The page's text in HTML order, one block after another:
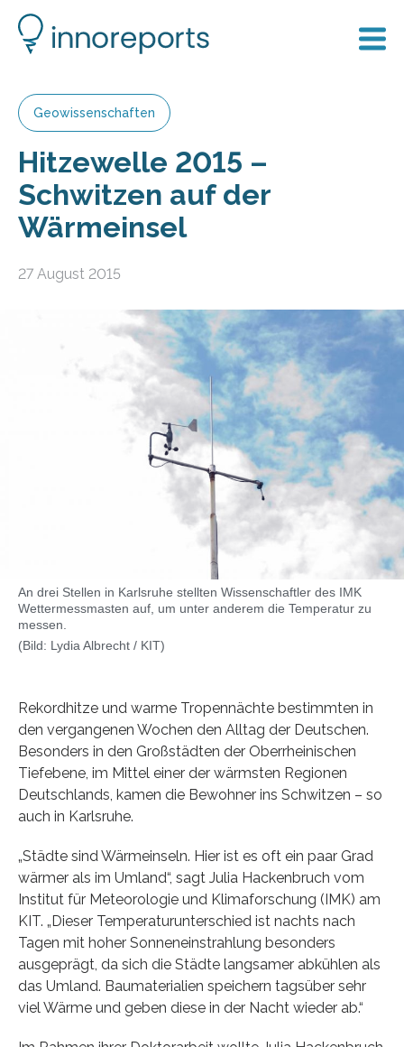
Geowissenschaften
Hitzewelle 2015 –
Schwitzen auf der
Wärmeinsel
27 August 2015
An drei Stellen in Karlsruhe stellten Wissenschaftler des IMK
Wettermessmasten auf, um unter anderem die Temperatur zu
messen.
(Bild: Lydia Albrecht / KIT)
Rekordhitze und warme Tropennächte bestimmten in
den vergangenen Wochen den Alltag der Deutschen.
Besonders in den Großstädten der Oberrheinischen
Tiefebene, im Mittel einer der wärmsten Regionen
Deutschlands, kamen die Bewohner ins Schwitzen – so
auch in Karlsruhe.
„Städte sind Wärmeinseln. Hier ist es oft ein paar Grad
wärmer als im Umland“, sagt Julia Hackenbruch vom
Institut für Meteorologie und Klimaforschung (IMK) am
KIT. „Dieser Temperaturunterschied ist nachts nach
Tagen mit hoher Sonneneinstrahlung besonders
ausgeprägt, da sich die Städte langsamer abkühlen als
das Umland. Baumaterialien speichern tagsüber sehr
viel Wärme und geben diese in der Nacht wieder ab.“